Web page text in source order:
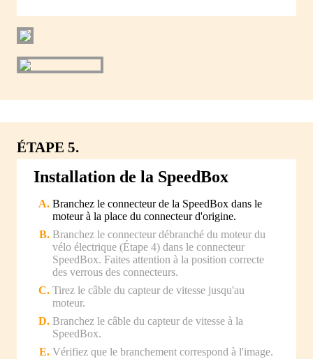
ÉTAPE 5.
Installation de la SpeedBox
Branchez le connecteur de la SpeedBox dans le
moteur à la place du connecteur d'origine.
Branchez le connecteur débranché du moteur du
vélo électrique (Étape 4) dans le connecteur
SpeedBox. Faites attention à la position correcte
des verrous des connecteurs.
Tirez le câble du capteur de vitesse jusqu'au
moteur.
Branchez le câble du capteur de vitesse à la
SpeedBox.
Vérifiez que le branchement correspond à l'image.